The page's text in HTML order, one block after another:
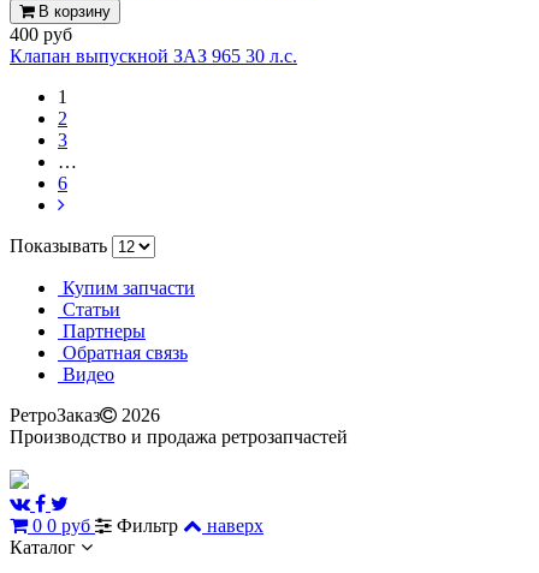
В корзину
400 руб
Клапан выпускной ЗАЗ 965 30 л.с.
1
2
3
…
6
Показывать
Купим запчасти
Статьи
Партнеры
Обратная связь
Видео
РетроЗаказ
2026
Производство и продажа ретрозапчастей
0 0 руб Фильтр
наверх
Каталог